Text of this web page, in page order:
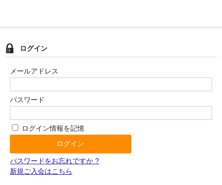
ログイン
メールアドレス
パスワード
ログイン情報を記憶
パスワードをお忘れですか ?
新規ご入会はこちら